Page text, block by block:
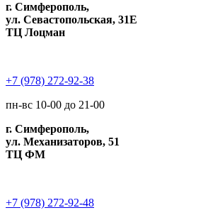
г. Симферополь,
ул. Севастопольская, 31Е
ТЦ Лоцман
+7 (978) 272-92-38
пн-вс 10-00 до 21-00
г. Симферополь,
ул. Механизаторов, 51
ТЦ ФМ
+7 (978) 272-92-48